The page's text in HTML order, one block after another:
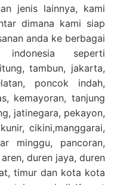
jenis lainnya, kami
dimana kami siap
anda ke berbagai
seperti
tambun, jakarta,
poncok indah,
kemayoran, tanjung
jatinegara, pekayon,
cikini,manggarai,
minggu, pancoran,
duren jaya, duren
timur dan kota kota